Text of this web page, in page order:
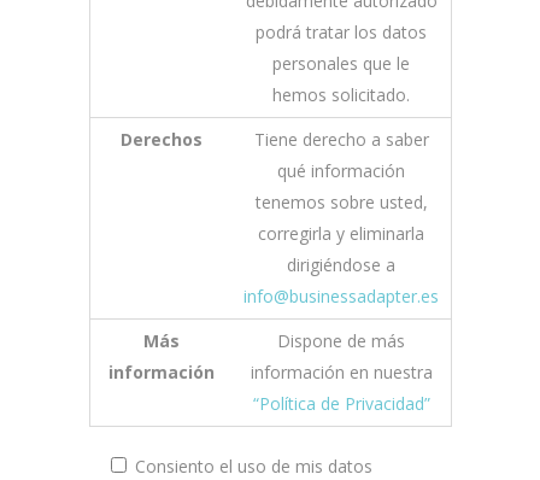
podrá tratar los datos
personales que le
hemos solicitado.
Derechos
Tiene derecho a saber
qué información
tenemos sobre usted,
corregirla y eliminarla
dirigiéndose a
info@businessadapter.es
Más
información
Dispone de más
información en nuestra
“Política de Privacidad”
Consiento el uso de mis datos